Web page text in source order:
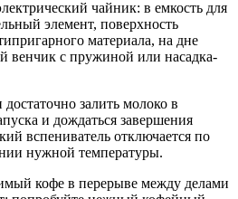
чайник: в емкость для
элемент, поверхность
материала, на дне
венчик с пружиной или насадка-
залить молоко в
и дождаться завершения
вспениватель отключается по
нужной температуры.
кофе в перерыве между делами